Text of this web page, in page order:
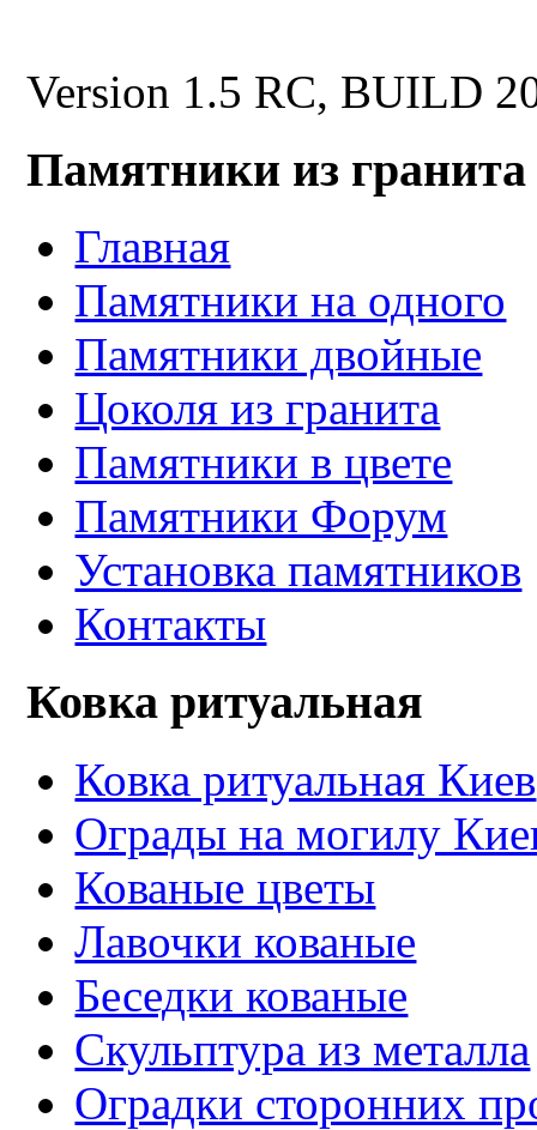
Version 1.5 RC, BUILD
Памятники из гранита
Главная
Памятники на одного
Памятники двойные
Цоколя из гранита
Памятники в цвете
Памятники Форум
Установка памятников
Контакты
Ковка ритуальная
Ковка ритуальная Киев
Ограды на могилу
Кованые цветы
Лавочки кованые
Беседки кованые
Скульптура из металла
Оградки сторонних